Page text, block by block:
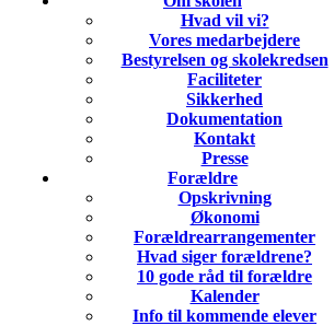
Hvad vil vi?
Vores medarbejdere
Bestyrelsen og skolekredsen
Faciliteter
Sikkerhed
Dokumentation
Kontakt
Presse
Forældre
Opskrivning
Økonomi
Forældrearrangementer
Hvad siger forældrene?
10 gode råd til forældre
Kalender
Info til kommende elever